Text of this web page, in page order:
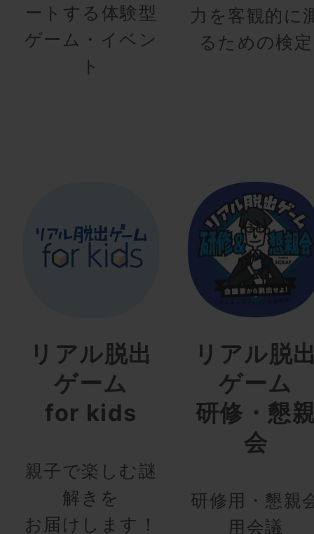
ートする体験型
ゲーム・イベン
ト
力を客観的に
るための検定
リアル脱出
ゲーム
for kids
親子で楽しむ謎
解きを
お届けします！
リアル脱
ゲーム
研修・懇
会
研修用・懇親
用会議